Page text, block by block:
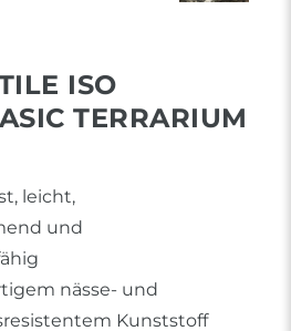
ISO
TERRARIUM
leicht,
und
nässe- und
Kunststoff